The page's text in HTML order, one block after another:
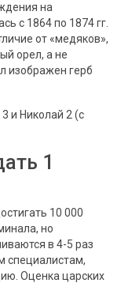
на
с 1864 по 1874 гг.
от «медяков»,
орел, а не
изображен герб
и Николай 2 (с
1
10 000
но
в 4-5 раз
специалистам,
Оценка царских